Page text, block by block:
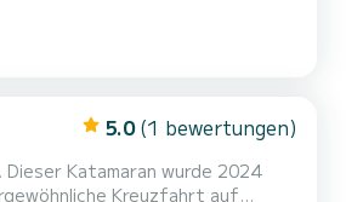
5.0 (1 bewertungen)
Katamaran wurde 2024